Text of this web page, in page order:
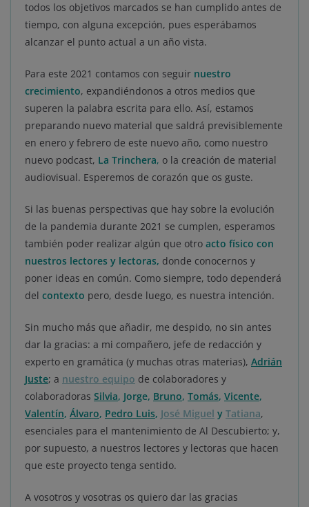
todos los objetivos marcados se han cumplido antes de
tiempo, con alguna excepción, pues esperábamos
alcanzar el punto actual a un año vista.
Para este 2021 contamos con seguir nuestro
crecimiento, expandiéndonos a otros medios que
superen la palabra escrita para ello. Así, estamos
preparando nuevo material que saldrá previsiblemente
en enero y febrero de este nuevo año, como nuestro
nuevo podcast, La Trinchera, o la creación de material
audiovisual. Esperemos de corazón que os guste.
Si las buenas perspectivas que hay sobre la evolución
de la pandemia durante 2021 se cumplen, esperamos
también poder realizar algún que otro acto físico con
nuestros lectores y lectoras, donde conocernos y
poner ideas en común. Como siempre, todo dependerá
del contexto pero, desde luego, es nuestra intención.
Sin mucho más que añadir, me despido, no sin antes
dar la gracias: a mi compañero, jefe de redacción y
experto en gramática (y muchas otras materias), Adrián
Juste; a nuestro equipo de colaboradores y
colaboradoras Silvia, Jorge, Bruno, Tomás, Vicente,
Valentín, Álvaro, Pedro Luis, José Miguel y Tatiana,
esenciales para el mantenimiento de Al Descubierto; y,
por supuesto, a nuestros lectores y lectoras que hacen
que este proyecto tenga sentido.
A vosotros y vosotras os quiero dar las gracias